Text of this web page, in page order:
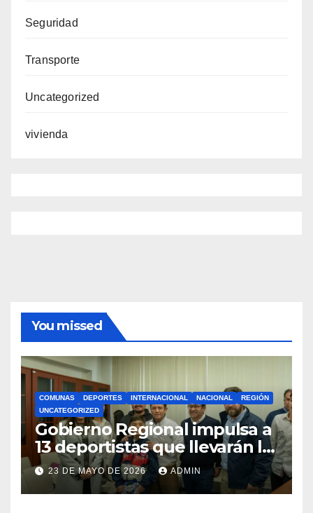
Seguridad
Transporte
Uncategorized
vivienda
You missed
COMUNAS DEPORTES INTERNACIONAL NACIONAL
REGIÓN
UNCATEGORIZED
Gobierno Regional impulsa a
13 deportistas que llevarán la
bandera maulina a
competencias
internacionales
23 DE MAYO DE 2026 ADMIN